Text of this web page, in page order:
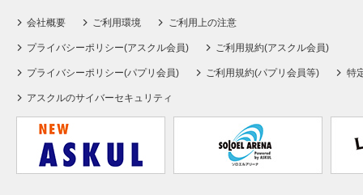
会社概要 ご利用環境 ご利用上の注意
プライバシーポリシー(アスクル会員) ご利用規約(アスクル会員)
プライバシーポリシー(パプリ会員) ご利用規約(パプリ会員等) 特
アスクルのサイバーセキュリティ